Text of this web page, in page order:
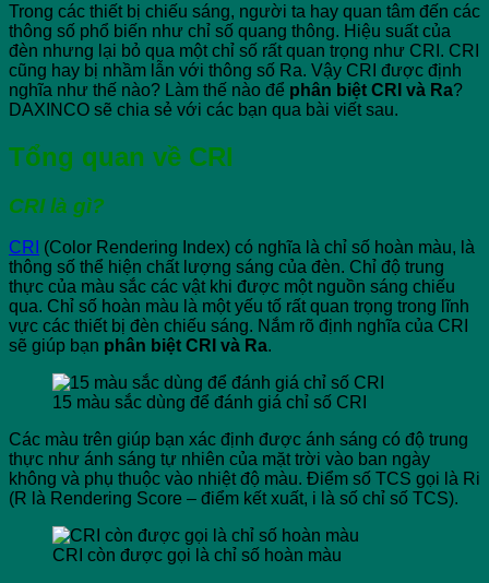
Trong các thiết bị chiếu sáng, người ta hay quan tâm đến các
thông số phổ biến như chỉ số quang thông. Hiệu suất của
đèn nhưng lại bỏ qua một chỉ số rất quan trọng như CRI. CRI
cũng hay bị nhầm lẫn với thông số Ra. Vậy CRI được định
nghĩa như thế nào? Làm thế nào để phân biệt CRI và Ra?
DAXINCO sẽ chia sẻ với các bạn qua bài viết sau.
Tổng quan về CRI
CRI là gì?
CRI (Color Rendering Index) có nghĩa là chỉ số hoàn màu, là
thông số thể hiện chất lượng sáng của đèn. Chỉ độ trung
thực của màu sắc các vật khi được một nguồn sáng chiếu
qua. Chỉ số hoàn màu là một yếu tố rất quan trọng trong lĩnh
vực các thiết bị đèn chiếu sáng. Nắm rõ định nghĩa của CRI
sẽ giúp bạn phân biệt CRI và Ra.
15 màu sắc dùng để đánh giá chỉ số CRI
Các màu trên giúp bạn xác định được ánh sáng có độ trung
thực như ánh sáng tự nhiên của mặt trời vào ban ngày
không và phụ thuộc vào nhiệt độ màu. Điểm số TCS gọi là Ri
(R là Rendering Score – điểm kết xuất, i là số chỉ số TCS).
CRI còn được gọi là chỉ số hoàn màu